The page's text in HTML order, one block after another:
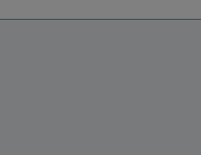
Vang Patriarche
Cru Les Charmes